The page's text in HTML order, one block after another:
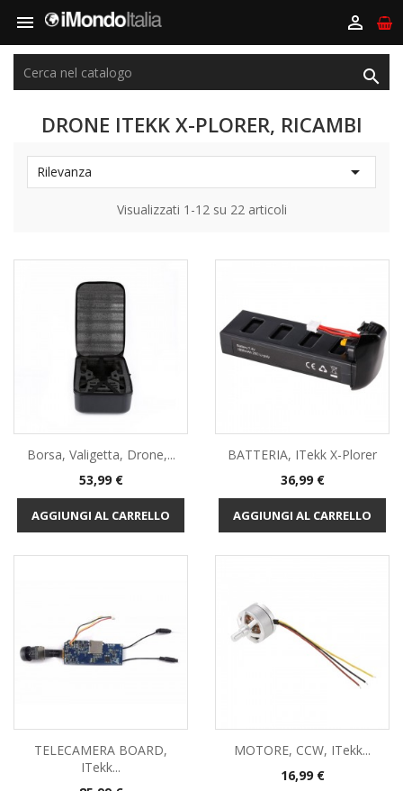
 

DRONE ITEKK X-PLORER, RICAMBI
Rilevanza 
Visualizzati 1-12 su 22 articoli
Borsa, Valigetta, Drone,...
Prezzo
53,99 €
AGGIUNGI AL CARRELLO
BATTERIA, ITekk X-Plorer
Prezzo
36,99 €
AGGIUNGI AL CARRELLO
TELECAMERA BOARD,
ITekk...
MOTORE, CCW, ITekk...
Prezzo
16,99 €